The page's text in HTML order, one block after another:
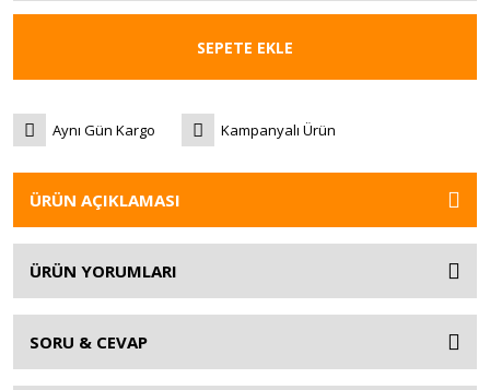
SEPETE EKLE
Aynı Gün Kargo Kampanyalı Ürün
ÜRÜN AÇIKLAMASI
ÜRÜN YORUMLARI
SORU & CEVAP